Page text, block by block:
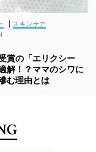
スキンケア
賞の「エリクシー
解！？ママのシワに
む理由とは